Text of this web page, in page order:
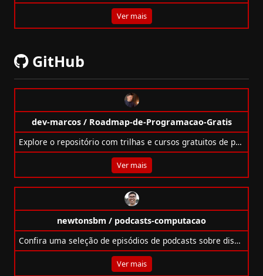
Ver mais
GitHub
dev-marcos / Roadmap-de-Programacao-Gratis
Explore o repositório com trilhas e cursos gratuitos de programação para iniciantes, incluindo Python, Java, IA, DevOps, UX e mais.
Ver mais
newtonsbm / podcasts-computacao
Confira uma seleção de episódios de podcasts sobre disciplinas de Ciências da Computação para aprofundar seu conhecimento!
Ver mais